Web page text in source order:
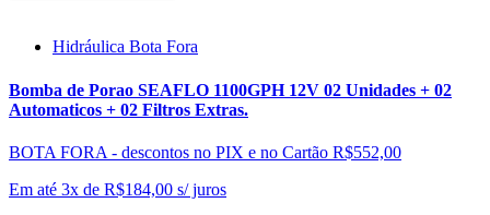
Hidráulica Bota Fora
Bomba de Porao SEAFLO 1100GPH 12V 02 Unidades + 02
Automaticos + 02 Filtros Extras.
BOTA FORA - descontos no PIX e no Cartão R$552,00
Em até 3x de R$184,00 s/ juros